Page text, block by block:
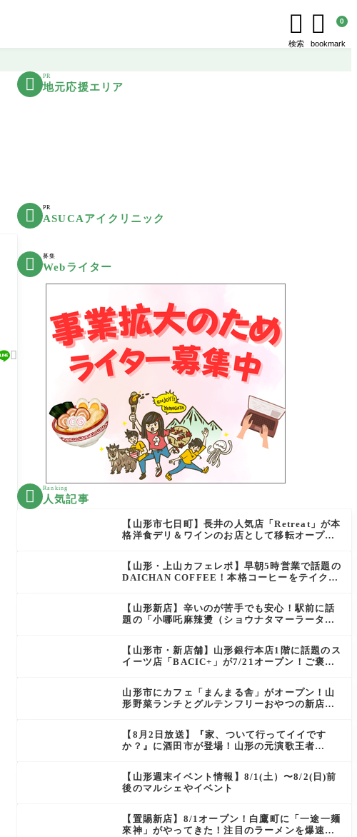

検索
 0
bookmark

 PR
地元応援エリア
 PR
ASUCAアイクリニック
 募集
Webライター
 Ranking
人気記事
【山形市七日町】長井の人気店「Retreat」が本
格洋食デリ＆ワインのお店として移転オープン
【山形・上山カフェレポ】早朝5時営業で話題の
DAICHAN COFFEE！本格コーヒーをテイクア
【山形新店】辛いのが苦手でも安心！駅前に話
題の「小哪吒麻辣燙（ショウナタマーラータ
【山形市・新店舗】山形銀行本店1階に話題のス
イーツ店「BACIC+」が7/21オープン！ご褒美
山形市にカフェ「まんまる舎」がオープン！山
形野菜ランチとグルテンフリーおやつの新店情
【8月2日放送】『家、ついて行ってイイです
か？』に酒田市が登場！山形の元演歌王者
【山形週末イベント情報】8/1(土）〜8/2(日)前
後のマルシェやイベント
【置賜新店】8/1オープン！白鷹町に「一途一麺
來神」がやってきた！注目のラーメンを爆速実